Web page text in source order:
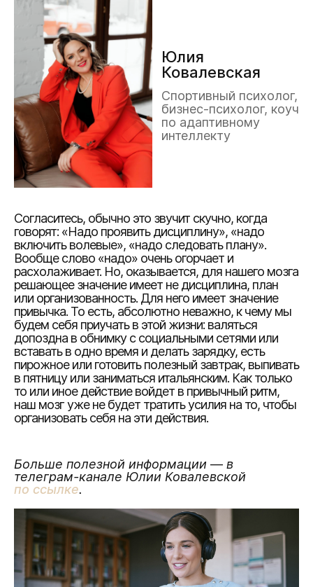
Юлия
Ковалевская
Спортивный психолог,
бизнес-психолог, коуч
по адаптивному
интеллекту
Согласитесь, обычно это звучит скучно, когда
говорят: «Надо проявить дисциплину», «надо
включить волевые», «надо следовать плану».
Вообще слово «надо» очень огорчает и
расхолаживает. Но, оказывается, для нашего мозга
решающее значение имеет не дисциплина, план
или организованность. Для него имеет значение
привычка. То есть, абсолютно неважно, к чему мы
будем себя приучать в этой жизни: валяться
допоздна в обнимку с социальными сетями или
вставать в одно время и делать зарядку, есть
пирожное или готовить полезный завтрак, выпивать
в пятницу или заниматься итальянским. Как только
то или иное действие войдет в привычный ритм,
наш мозг уже не будет тратить усилия на то, чтобы
организовать себя на эти действия.
Больше полезной информации — в
телеграм-канале Юлии Ковалевской
по ссылке.